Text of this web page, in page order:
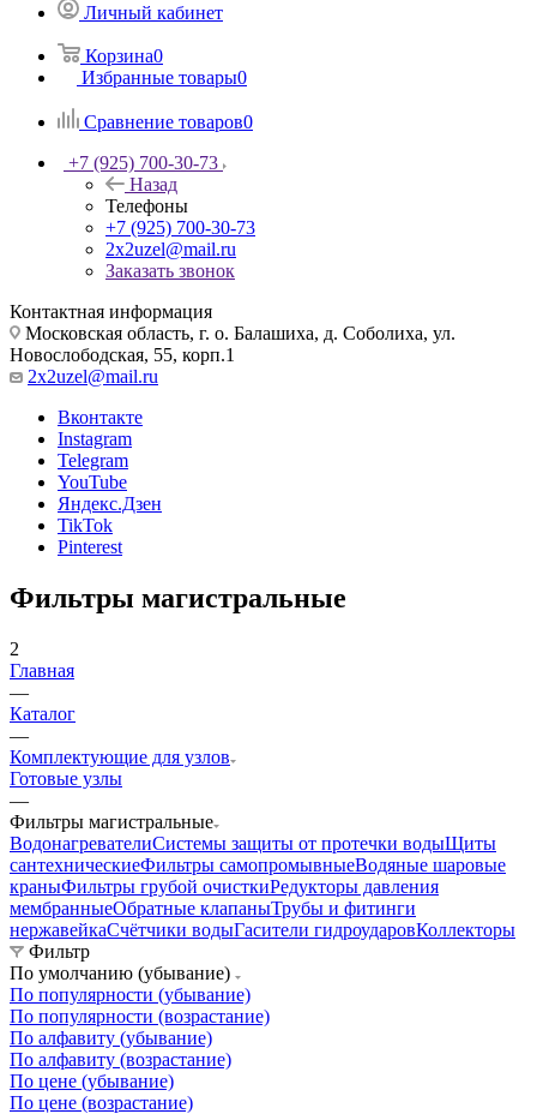
Личный кабинет
Корзина0
Избранные товары0
Сравнение товаров0
+7 (925) 700-30-73
Назад
Телефоны
+7 (925) 700-30-73
2x2uzel@mail.ru
Заказать звонок
Контактная информация
Московская область, г. о. Балашиха, д. Соболиха, ул.
Новослободская, 55, корп.1
2x2uzel@mail.ru
Вконтакте
Instagram
Telegram
YouTube
Яндекс.Дзен
TikTok
Pinterest
Фильтры магистральные
2
Главная
—
Каталог
—
Комплектующие для узлов
Готовые узлы
—
Фильтры магистральные
ВодонагревателиСистемы защиты от протечки водыЩиты
сантехническиеФильтры самопромывныеВодяные шаровые
краныФильтры грубой очисткиРедукторы давления
мембранныеОбратные клапаныТрубы и фитинги
нержавейкаСчётчики водыГасители гидроударовКоллекторы
Фильтр
По умолчанию (убывание)
По популярности (убывание)
По популярности (возрастание)
По алфавиту (убывание)
По алфавиту (возрастание)
По цене (убывание)
По цене (возрастание)